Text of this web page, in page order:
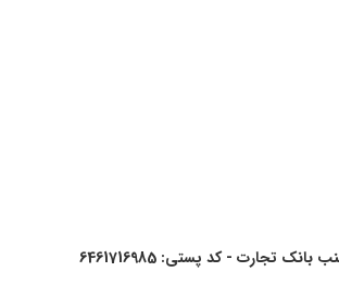
تجارت - کد پستی: 6461716985